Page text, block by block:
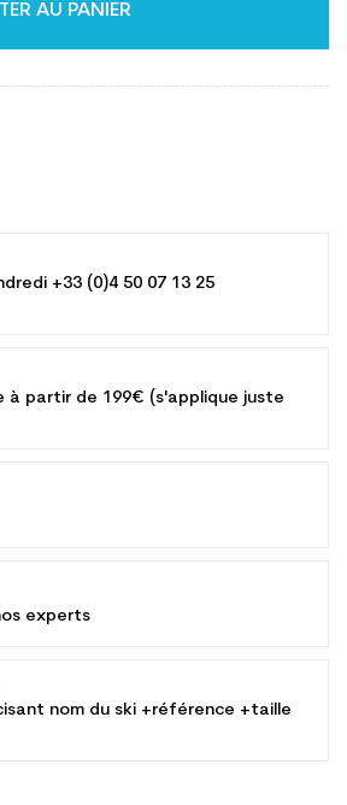
AU PANIER
+33 (0)4 50 07 13 25
à partir de 199€ (s'applique juste
experts
nom du ski +référence +taille